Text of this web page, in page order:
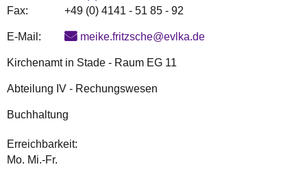
Fax:
+49 (0) 4141 - 51 85 - 92
E-Mail: meike.fritzsche@evlka.de
Kirchenamt in Stade - Raum EG 11
Abteilung IV - Rechungswesen
Buchhaltung
Erreichbarkeit:
Mo. Mi.-Fr.